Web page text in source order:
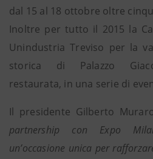
dal 15 al 18 ottobre oltre
Inoltre per tutto il 2015 la
Unindustria Treviso per la
storica di Palazzo
restaurata, in una serie di
Il presidente Gilberto
partnership con Expo
un’occasione unica per